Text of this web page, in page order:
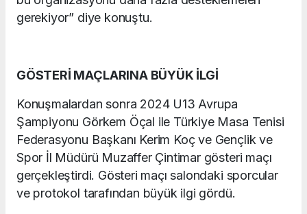
gerekiyor” diye konuştu.
GÖSTERİ MAÇLARINA BÜYÜK İLGİ
Konuşmalardan sonra 2024 U13 Avrupa
Şampiyonu Görkem Öçal ile Türkiye Masa Tenisi
Federasyonu Başkanı Kerim Koç ve Gençlik ve
Spor İl Müdürü Muzaffer Çintimar gösteri maçı
gerçekleştirdi. Gösteri maçı salondaki sporcular
ve protokol tarafından büyük ilgi gördü.